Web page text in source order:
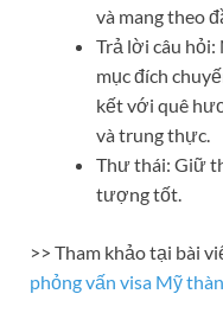
và mang theo
Trả lời câu hỏi:
mục đích
kết với quê
và trung thực.
Thư thái: Giữ
tượng tốt.
>> Tham khảo tại bài
phỏng vấn visa Mỹ